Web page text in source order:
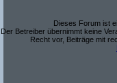
Dieses Forum ist
Der Betreiber übernimmt keine
Recht vor, Beiträge mit